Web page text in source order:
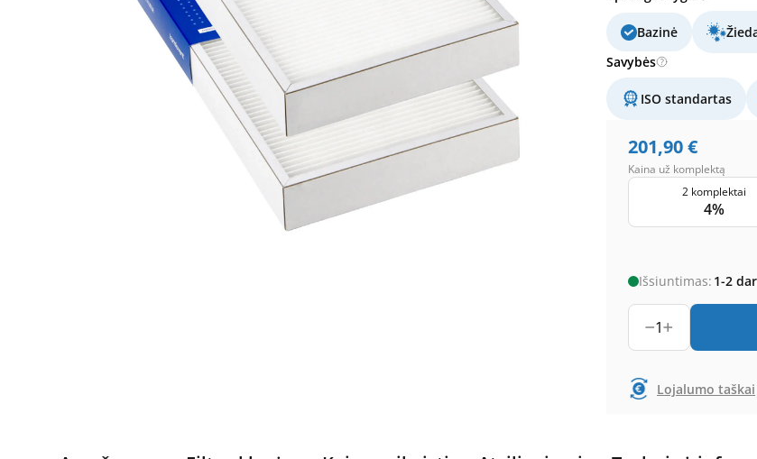
Bazinė
Savybės
ISO standartas
201,90€
Kaina už komplektą
2 komplektai
4%
Išsiuntimas: 1-2
1
Lojalumo taškai